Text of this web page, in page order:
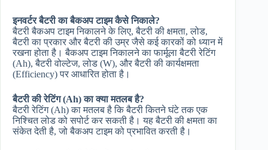
इनवर्टर बैटरी का बैकअप टाइम कैसे निकाले?
बैटरी बैकअप टाइम निकालने के लिए, बैटरी की क्षमता, लोड,
बैटरी का प्रकार और बैटरी की उम्र जैसे कई कारकों को ध्यान में
रखना होता है। बैकअप टाइम निकालने का फार्मूला बैटरी रेटिंग
(Ah), बैटरी वोल्टेज, लोड (W), और बैटरी की कार्यक्षमता
(Efficiency) पर आधारित होता है।
बैटरी की रेटिंग (Ah) का क्या मतलब है?
बैटरी रेटिंग (Ah) का मतलब है कि बैटरी कितने घंटे तक एक
निश्चित लोड को सपोर्ट कर सकती है। यह बैटरी की क्षमता का
संकेत देती है, जो बैकअप टाइम को प्रभावित करती है।